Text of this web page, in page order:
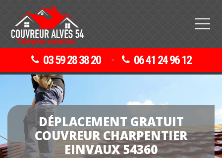
03 59 28 38 20 - 06 41 24 96 12
DÉPLACEMENT GRATUIT
COUVREUR CHARPENTIER
EINVAUX 54360